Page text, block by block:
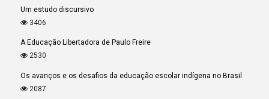
Um estudo discursivo
3406
A Educação Libertadora de Paulo Freire
2530
Os avanços e os desafios da educação escolar indígena no Brasil
2087